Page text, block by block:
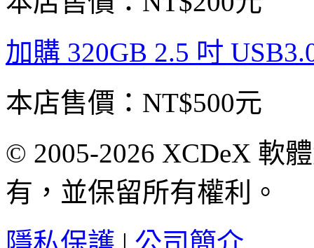
加購 320GB 2.5 吋
本店售價： NT$500元
© 2005-2026 XCDeX 軟
有，並保留所有權利。